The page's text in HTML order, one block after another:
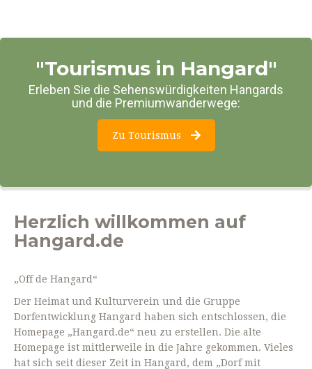
"Tourismus in Hangard"
Erleben Sie die Sehenswürdigkeiten Hangards
und die Premiumwanderwege:
Zu Tourismus
Herzlich willkommen auf
Hangard.de
„Off de Hangard“
Der Heimat und Kulturverein und die Gruppe
Dorfentwicklung Hangard haben sich entschlossen, die
Homepage „Hangard.de“ neu zu erstellen. Die alte
Homepage ist mittlerweile in die Jahre gekommen. Vieles
hat sich seit dieser Zeit in Hangard, dem „Dorf mit